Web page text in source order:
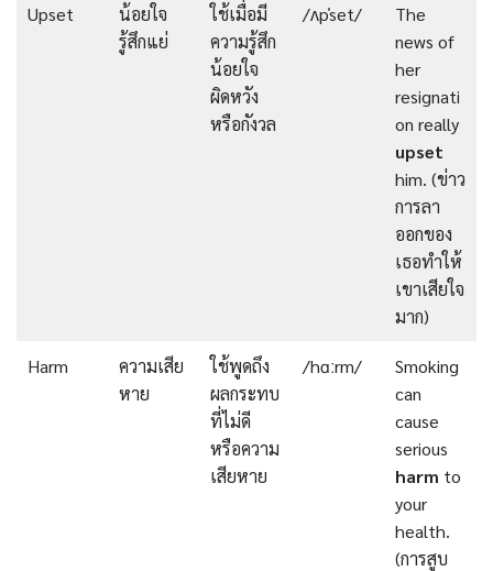
Upset
น้อยใจ
รู้สึกแย่
ใช้เมื่อมี
ความรู้สึก
น้อยใจ
ผิดหวัง
หรือกังวล
/ʌpˈset/
The
news of
her
resignati
on really
upset
him. (ข่าว
การลา
ออกของ
เธอทำให้
เขาเสียใจ
มาก)
Harm
ความเสีย
หาย
ใช้พูดถึง
ผลกระทบ
ที่ไม่ดี
หรือความ
เสียหาย
/hɑːrm/
Smoking
can
cause
serious
harm to
your
health.
(การสูบ